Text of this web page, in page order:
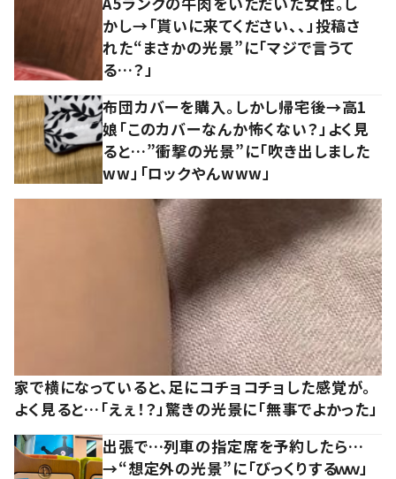
かし→「貰いに来てください、、」投稿さ
れた“まさかの光景”に「マジで言うて
る…？」
布団カバーを購入。しかし帰宅後→高1
娘「このカバーなんか怖くない？」よく見
ると…”衝撃の光景”に「吹き出しました
ww」「ロックやんwww」
家で横になっていると、足にコチョコチョした感覚が。
よく見ると…「えぇ！？」驚きの光景に「無事でよかった」
出張で…列車の指定席を予約したら…
→“想定外の光景”に「びっくりするｗｗ」